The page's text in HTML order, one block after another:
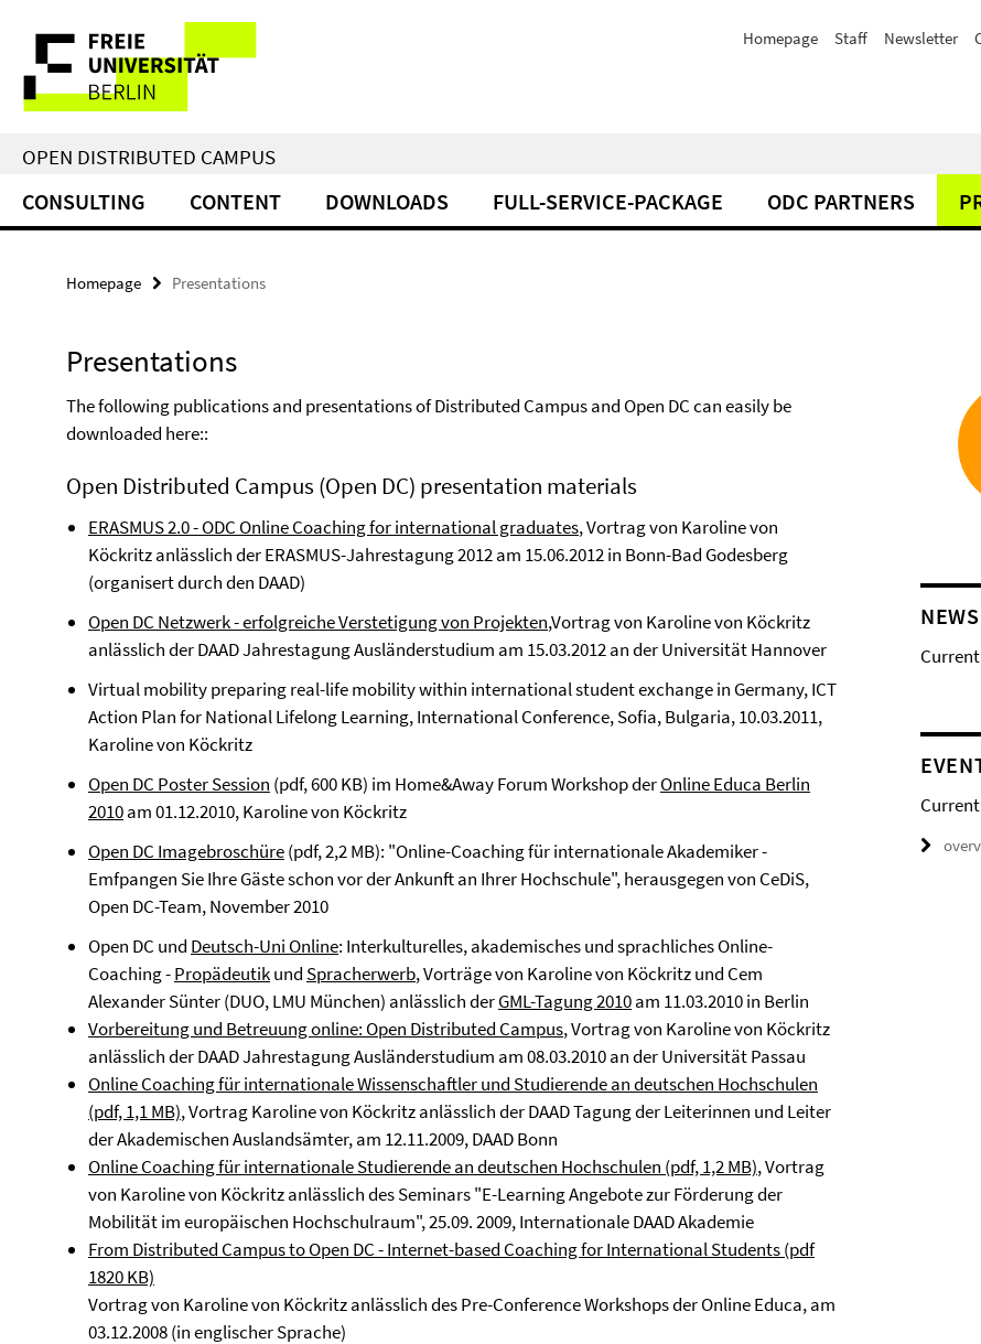
direkt
Inhalt
Service
Navigation
Homepage Staff Newsletter
OPEN DISTRIBUTED CAMPUS
CONSULTING CONTENT DOWNLOADS FULL-SERVICE-PACKAGE ODC PARTNERS
Homepage Presentations
Presentations
The following publications and presentations of Distributed Campus and Open DC can easily be
downloaded here::
Open Distributed Campus (Open DC) presentation materials
ERASMUS 2.0 - ODC Online Coaching for international graduates, Vortrag von Karoline von
Köckritz anlässlich der ERASMUS-Jahrestagung 2012 am 15.06.2012 in Bonn-Bad Godesberg
(organisert durch den DAAD)
Open DC Netzwerk - erfolgreiche Verstetigung von Projekten,Vortrag von Karoline von Köckritz
anlässlich der DAAD Jahrestagung Ausländerstudium am 15.03.2012 an der Universität Hannover
Virtual mobility preparing real-life mobility within international student exchange in Germany, ICT
Action Plan for National Lifelong Learning, International Conference, Sofia, Bulgaria, 10.03.2011,
Karoline von Köckritz
Open DC Poster Session (pdf, 600 KB) im Home&Away Forum Workshop derOnline Educa Berlin
2010am 01.12.2010, Karoline von Köckritz
Open DC Imagebroschüre(pdf, 2,2 MB): "Online-Coaching für internationale Akademiker -
Emfpangen Sie Ihre Gäste schon vor der Ankunft an Ihrer Hochschule", herausgegen von CeDiS,
Open DC-Team, November 2010
Open DC und Deutsch-Uni Online: Interkulturelles, akademisches und sprachliches Online-
Coaching -Propädeutikund Spracherwerb, Vorträge von Karoline von Köckritz und Cem
Alexander Sünter (DUO, LMU München) anlässlich derGML-Tagung 2010am 11.03.2010 in Berlin
Vorbereitung und Betreuung online: Open Distributed Campus, Vortrag von Karoline von Köckritz
anlässlich der DAAD Jahrestagung Ausländerstudium am 08.03.2010 an der Universität Passau
Online Coaching für internationale Wissenschaftler und Studierende an deutschen Hochschulen
(pdf, 1,1 MB), Vortrag Karoline von Köckritz anlässlich der DAAD Tagung der Leiterinnen und Leiter
der Akademischen Auslandsämter, am 12.11.2009, DAAD Bonn
Online Coaching für internationale Studierende an deutschen Hochschulen (pdf, 1,2 MB), Vortrag
von Karoline von Köckritz anlässlich des Seminars "E-Learning Angebote zur Förderung der
Mobilität im europäischen Hochschulraum", 25.09. 2009, Internationale DAAD Akademie
From Distributed Campus to Open DC - Internet-based Coaching for International Students (pdf
1820 KB)
Vortrag von Karoline von Köckritz anlässlich des Pre-Conference Workshops der Online Educa, am
03.12.2008 (in englischer Sprache)
NEWS